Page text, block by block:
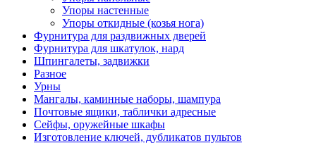
Упоры настенные
Упоры откидные (козья нога)
Фурнитура для раздвижных дверей
Фурнитура для шкатулок, нард
Шпингалеты, задвижки
Разное
Урны
Мангалы, каминные наборы, шампура
Почтовые ящики, таблички адресные
Сейфы, оружейные шкафы
Изготовление ключей, дубликатов пультов